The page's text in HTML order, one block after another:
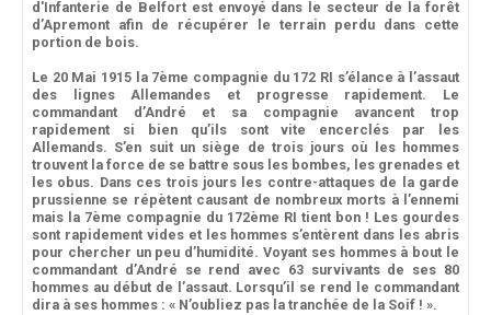
d'Infanterie de Belfort est envoyé dans le secteur de la forêt
d’Apremont afin de récupérer le terrain perdu dans cette
portion de bois.
Le 20 Mai 1915 la 7ème compagnie du 172 RI s’élance à l’assaut
des lignes Allemandes et progresse rapidement. Le
commandant d’André et sa compagnie avancent trop
rapidement si bien qu’ils sont vite encerclés par les
Allemands. S’en suit un siège de trois jours où les hommes
trouvent la force de se battre sous les bombes, les grenades et
les obus. Dans ces trois jours les contre-attaques de la garde
prussienne se répètent causant de nombreux morts à l’ennemi
mais la 7ème compagnie du 172ème RI tient bon ! Les gourdes
sont rapidement vides et les hommes s’entèrent dans les abris
pour chercher un peu d’humidité. Voyant ses hommes à bout le
commandant d’André se rend avec 63 survivants de ses 80
hommes au début de l’assaut. Lorsqu’il se rend le commandant
dira à ses hommes : « N’oubliez pas la tranchée de la Soif ! ».